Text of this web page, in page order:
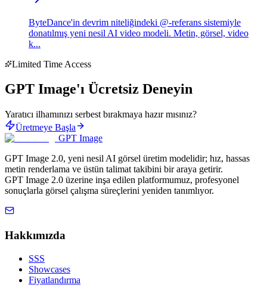
ByteDance'in devrim niteliğindeki @-referans sistemiyle
donatılmış yeni nesil AI video modeli. Metin, görsel, video
k...
Limited Time Access
GPT Image'ı Ücretsiz Deneyin
Yaratıcı ilhamınızı serbest bırakmaya hazır mısınız?
Üretmeye Başla
GPT Image
GPT Image 2.0, yeni nesil AI görsel üretim modelidir; hız, hassas
metin renderlama ve üstün talimat takibini bir araya getirir.
GPT Image 2.0 üzerine inşa edilen platformumuz, profesyonel
sonuçlarla görsel çalışma süreçlerini yeniden tanımlıyor.
Hakkımızda
SSS
Showcases
Fiyatlandırma